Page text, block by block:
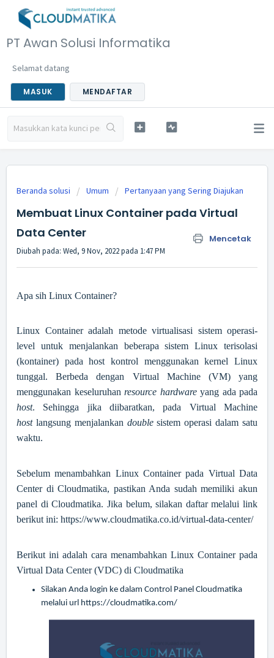
PT Awan Solusi Informatika
Selamat datang
MASUK MENDAFTAR
Beranda solusi Umum Pertanyaan yang Sering Diajukan
Membuat Linux Container pada Virtual
Data Center
Mencetak
Diubah pada: Wed, 9 Nov, 2022 pada 1:47 PM
Apa sih Linux Container?
Linux Container adalah metode virtualisasi sistem operasi-
level untuk menjalankan beberapa sistem Linux terisolasi
(kontainer) pada host kontrol menggunakan kernel Linux
tunggal. Berbeda dengan Virtual Machine (VM) yang
menggunakan keseluruhan resource hardware yang ada pada
host. Sehingga jika diibaratkan, pada Virtual Machine
host langsung menjalankan doublesistem operasi dalam satu
waktu.
Sebelum menambahkan Linux Container pada Virtual Data
Center di Cloudmatika, pastikan Anda sudah memiliki akun
panel di Cloudmatika. Jika belum, silakan daftar melalui link
berikut ini: https://www.cloudmatika.co.id/virtual-data-center/
Berikut ini adalah cara menambahkan Linux Container pada
Virtual Data Center (VDC) di Cloudmatika
Silakan Anda login ke dalam Control Panel Cloudmatika
melalui url https://cloudmatika.com/